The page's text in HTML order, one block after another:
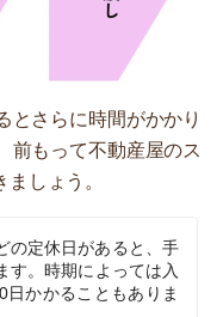
とさらに時間がかかり
前もって不動産屋のス
しょう。
の定休日があると、手
す。時期によっては入
日かかることもありま